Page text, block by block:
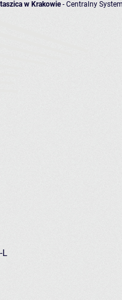
w Krakowie- Centralny
L